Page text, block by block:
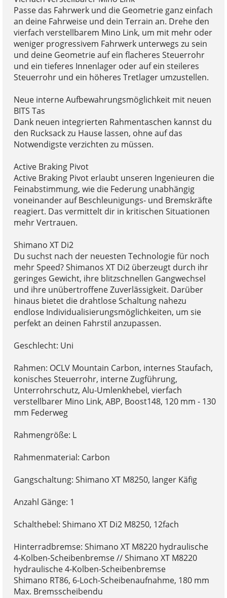
Passe das Fahrwerk und die Geometrie ganz einfach
an deine Fahrweise und dein Terrain an. Drehe den
vierfach verstellbarem Mino Link, um mit mehr oder
weniger progressivem Fahrwerk unterwegs zu sein
und deine Geometrie auf ein flacheres Steuerrohr
und ein tieferes Innenlager oder auf ein steileres
Steuerrohr und ein höheres Tretlager umzustellen.
Neue interne Aufbewahrungsmöglichkeit mit neuen
BITS Tas
Dank neuen integrierten Rahmentaschen kannst du
den Rucksack zu Hause lassen, ohne auf das
Notwendigste verzichten zu müssen.
Active Braking Pivot
Active Braking Pivot erlaubt unseren Ingenieuren die
Feinabstimmung, wie die Federung unabhängig
voneinander auf Beschleunigungs- und Bremskräfte
reagiert. Das vermittelt dir in kritischen Situationen
mehr Vertrauen.
Shimano XT Di2
Du suchst nach der neuesten Technologie für noch
mehr Speed? Shimanos XT Di2 überzeugt durch ihr
geringes Gewicht, ihre blitzschnellen Gangwechsel
und ihre unübertroffene Zuverlässigkeit. Darüber
hinaus bietet die drahtlose Schaltung nahezu
endlose Individualisierungsmöglichkeiten, um sie
perfekt an deinen Fahrstil anzupassen.
Geschlecht: Uni
Rahmen: OCLV Mountain Carbon, internes Staufach,
konisches Steuerrohr, interne Zugführung,
Unterrohrschutz, Alu-Umlenkhebel, vierfach
verstellbarer Mino Link, ABP, Boost148, 120 mm - 130
mm Federweg
Rahmengröße: L
Rahmenmaterial: Carbon
Gangschaltung: Shimano XT M8250, langer Käfig
Anzahl Gänge: 1
Schalthebel: Shimano XT Di2 M8250, 12fach
Hinterradbremse: Shimano XT M8220 hydraulische
4-Kolben-Scheibenbremse // Shimano XT M8220
hydraulische 4-Kolben-Scheibenbremse
Shimano RT86, 6-Loch-Scheibenaufnahme, 180 mm
Max. Bremsscheibendu